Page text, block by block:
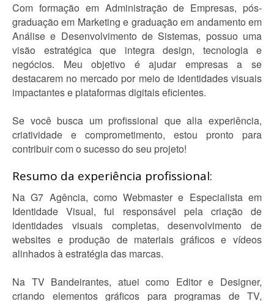
Com formação em Administração de Empresas, pós-
graduação em Marketing e graduação em andamento em
Análise e Desenvolvimento de Sistemas, possuo uma
visão estratégica que integra design, tecnologia e
negócios. Meu objetivo é ajudar empresas a se
destacarem no mercado por meio de identidades visuais
impactantes e plataformas digitais eficientes.
Se você busca um profissional que alia experiência,
criatividade e comprometimento, estou pronto para
contribuir com o sucesso do seu projeto!
Resumo da experiência profissional:
Na G7 Agência, como Webmaster e Especialista em
Identidade Visual, fui responsável pela criação de
identidades visuais completas, desenvolvimento de
websites e produção de materiais gráficos e vídeos
alinhados à estratégia das marcas.
Na TV Bandeirantes, atuei como Editor e Designer,
criando elementos gráficos para programas de TV,